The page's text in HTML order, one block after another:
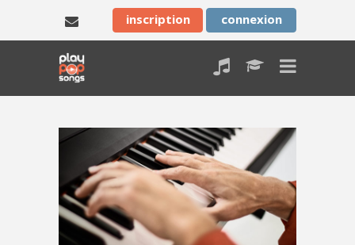
inscription connexion